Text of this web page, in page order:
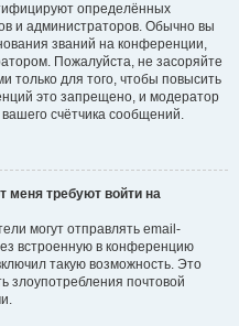
определённых
и администраторов. Обычно вы
званий на конференции,
Пожалуйста, не засоряйте
для того, чтобы повысить
это запрещено, и модератор
счётчика сообщений.
меня требуют войти на
могут отправлять email-
встроенную в конференцию
такую возможность. Это
злоупотребления почтовой